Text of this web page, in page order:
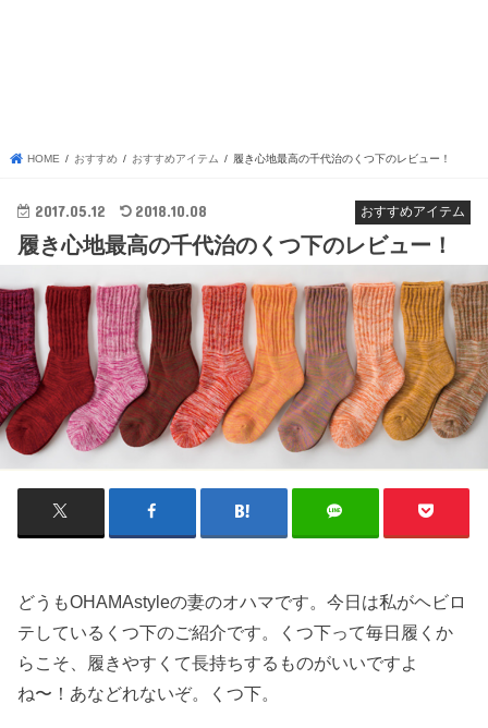
HOME おすすめ おすすめアイテム 履き心地最高の千代治のくつ下のレビュー！
おすすめアイテム
2017.05.12 2018.10.08
履き心地最高の千代治のくつ下のレビュー！
どうもOHAMAstyleの妻のオハマです。今日は私がヘビロ
テしているくつ下のご紹介です。くつ下って毎日履くか
らこそ、履きやすくて長持ちするものがいいですよ
ね〜！あなどれないぞ。くつ下。